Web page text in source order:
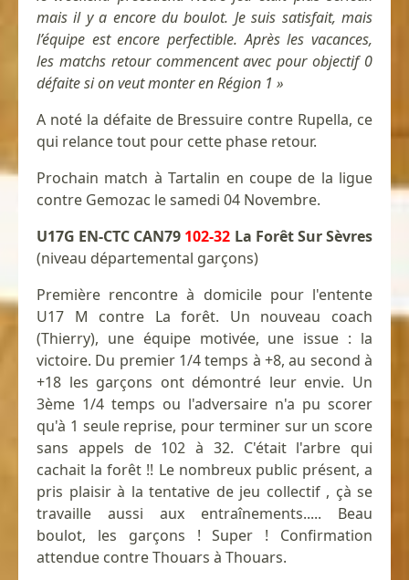
mais il y a encore du boulot. Je suis satisfait, mais
l’équipe est encore perfectible. Après les vacances,
les matchs retour commencent avec pour objectif 0
défaite si on veut monter en Région 1 »
A noté la défaite de Bressuire contre Rupella, ce
qui relance tout pour cette phase retour.
Prochain match à Tartalin en coupe de la ligue
contre Gemozac le samedi 04 Novembre.
U17G EN-CTC CAN79 102-32 La Forêt Sur Sèvres
(niveau départemental garçons)
Première rencontre à domicile pour l'entente
U17 M contre La forêt. Un nouveau coach
(Thierry), une équipe motivée, une issue : la
victoire. Du premier 1/4 temps à +8, au second à
+18 les garçons ont démontré leur envie. Un
3ème 1/4 temps ou l'adversaire n'a pu scorer
qu'à 1 seule reprise, pour terminer sur un score
sans appels de 102 à 32. C'était l'arbre qui
cachait la forêt !! Le nombreux public présent, a
pris plaisir à la tentative de jeu collectif , çà se
travaille aussi aux entraînements..... Beau
boulot, les garçons ! Super ! Confirmation
attendue contre Thouars à Thouars.